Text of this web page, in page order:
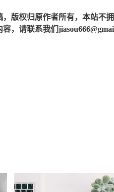
版权归原作者所有，本站不
，请联系我们